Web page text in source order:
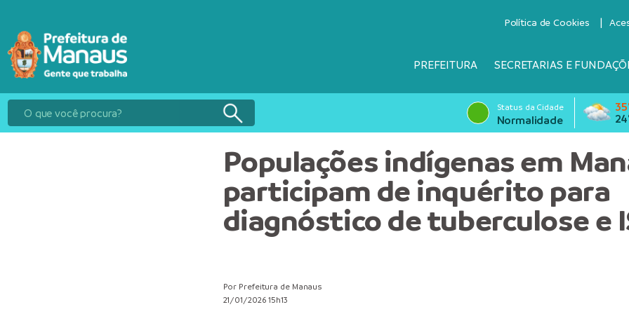
Política de Cookies
PREFEITURA SECRETARIAS E
Status da Cidade
Normalidade
Populações indígenas em
participam de inquérito para
diagnóstico de tuberculose e
Por Prefeitura de Manaus
21/01/2026 15h13